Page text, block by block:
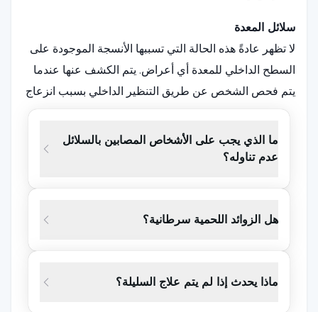
سلائل المعدة
لا تظهر عادةً هذه الحالة التي تسببها الأنسجة الموجودة على
السطح الداخلي للمعدة أي أعراض. يتم الكشف عنها عندما
يتم فحص الشخص عن طريق التنظير الداخلي بسبب انزعاج
مختلف. بعد حدوثها في المعدة، قد يحدث احمرار أو حالة
قرحة على السطح الداخلي. في مثل هذه الحالات، يمكن أن
يظهر لدى الشخص؛ ألم في البطن، وإيلام في المعدة،
الاورام الحميدة المعوية
السطح الداخلي للأمعاء. على الرغم من أنها تحدث في
الأمعاء الدقيقة، إلا أنها عادةً ما تُلاحظ في الأمعاء الغليظة
ما الذي يجب على الأشخاص المصابين بالسلائل
عدم تناوله؟
هل الزوائد اللحمية سرطانية؟
ماذا يحدث إذا لم يتم علاج السليلة؟